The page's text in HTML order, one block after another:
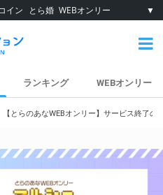
イン とら婚 WEBオンリー ▼
ランキング WEBオンリー
【とらのあなWEBオンリー】サービス終了の